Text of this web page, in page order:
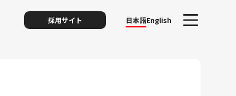
採用サイト 日本語English